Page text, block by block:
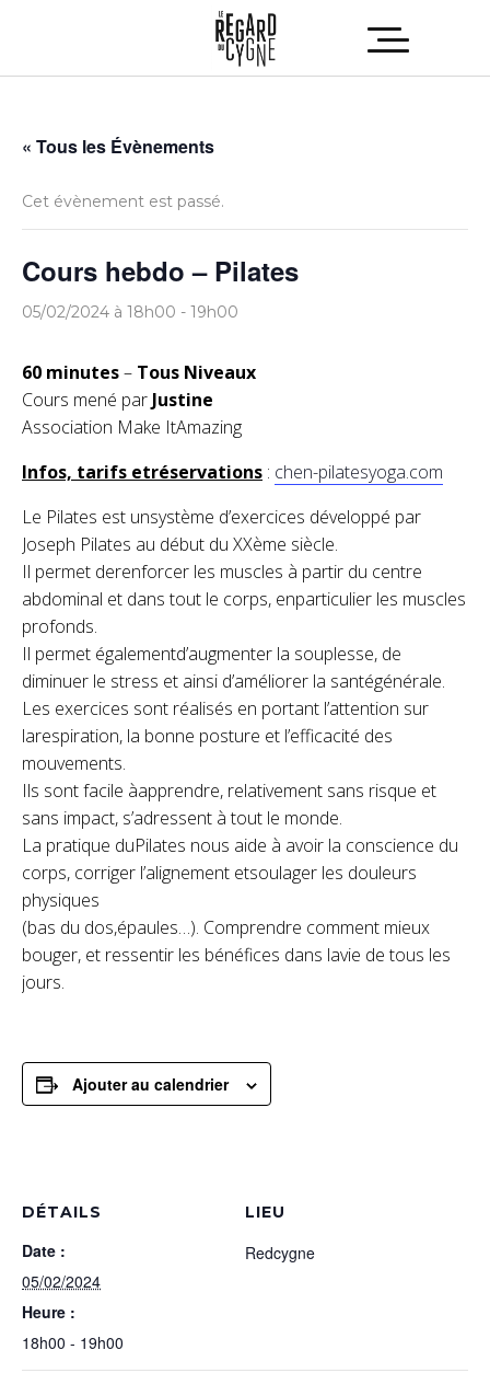
« Tous les Évènements
Cet évènement est passé.
Cours hebdo – Pilates
05/02/2024 à 18h00 - 19h00
60 minutes– Tous Niveaux
Cours mené par Justine
Association Make ItAmazing
Infos, tarifs etréservations : chen-pilatesyoga.com
Le Pilates est unsystème d’exercices développé par
Joseph Pilates au début du XXème siècle.
Il permet derenforcer les muscles à partir du centre
abdominal et dans tout le corps, enparticulier les muscles
profonds.
Il permet égalementd’augmenter la souplesse, de
diminuer le stress et ainsi d’améliorer la santégénérale.
Les exercices sont réalisés en portant l’attention sur
larespiration, la bonne posture et l’efficacité des
mouvements.
Ils sont facile àapprendre, relativement sans risque et
sans impact, s’adressent à tout le monde.
La pratique duPilates nous aide à avoir la conscience du
corps, corriger l’alignement etsoulager les douleurs
physiques
(bas du dos,épaules…). Comprendre comment mieux
bouger, et ressentir les bénéfices dans lavie de tous les
jours.
Ajouter au calendrier
DÉTAILS
Date :
05/02/2024
Heure :
18h00 - 19h00
LIEU
Redcygne